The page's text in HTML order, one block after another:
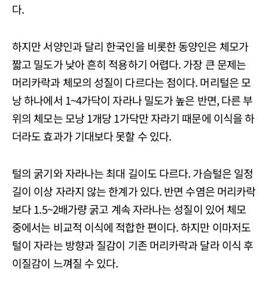
다.
하지만 서양인과 달리 한국인을 비롯한 동양인은 체모가
짧고 밀도가 낮아 흔히 적용하기 어렵다. 가장 큰 문제는
머리카락과 체모의 성질이 다르다는 점이다. 머리털은 모
낭 하나에서 1~4가닥이 자라나 밀도가 높은 반면, 다른 부
위의 체모는 모낭 1개당 1가닥만 자라기 때문에 이식을 하
더라도 효과가 기대보다 못할 수 있다.
털의 굵기와 자라나는 최대 길이도 다르다. 가슴털은 일정
길이 이상 자라지 않는 한계가 있다. 반면 수염은 머리카락
보다 1.5~2배가량 굵고 계속 자라나는 성질이 있어 체모
중에서는 비교적 이식에 적합한 편이다. 하지만 이마저도
털이 자라는 방향과 질감이 기존 머리카락과 달라 이식 후
이질감이 느껴질 수 있다.